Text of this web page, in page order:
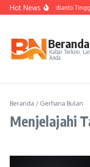
Lewati ke konten
Hot NewsNova Widianto
Kabar Terkini,
Anda
Beranda / Gerhana Bulan
Menjelajahi